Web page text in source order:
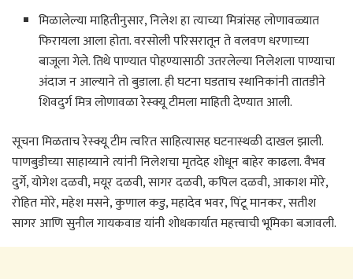
मिळालेल्या माहितीनुसार, निलेश हा त्याच्या मित्रांसह लोणावळ्यात
फिरायला आला होता. वरसोली परिसरातून ते वलवण धरणाच्या
बाजूला गेले. तिथे पाण्यात पोहण्यासाठी उतरलेल्या निलेशला पाण्याचा
अंदाज न आल्याने तो बुडाला. ही घटना घडताच स्थानिकांनी तातडीने
शिवदुर्ग मित्र लोणावळा रेस्क्यू टीमला माहिती देण्यात आली.
सूचना मिळताच रेस्क्यू टीम त्वरित साहित्यासह घटनास्थळी दाखल झाली.
पाणबुडीच्या साहाय्याने त्यांनी निलेशचा मृतदेह शोधून बाहेर काढला. वैभव
दुर्गे, योगेश दळवी, मयूर दळवी, सागर दळवी, कपिल दळवी, आकाश मोरे,
रोहित मोरे, महेश मसने, कुणाल कडु, महादेव भवर, पिंटू मानकर, सतीश
सागर आणि सुनील गायकवाड यांनी शोधकार्यात महत्त्वाची भूमिका बजावली.